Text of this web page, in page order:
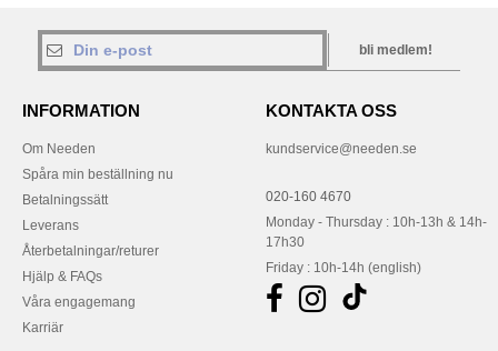
bli medlem!
INFORMATION
Om Needen
Spåra min beställning nu
Betalningssätt
Leverans
Återbetalningar/returer
Hjälp & FAQs
Våra engagemang
Karriär
KONTAKTA OSS
kundservice@needen.se
020-160 4670
Monday - Thursday : 10h-13h & 14h-
17h30
Friday : 10h-14h (english)